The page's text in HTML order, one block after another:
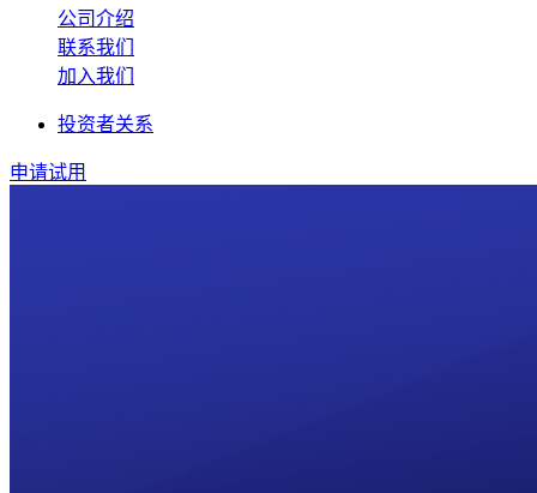
公司介绍
联系我们
加入我们
投资者关系
申请试用